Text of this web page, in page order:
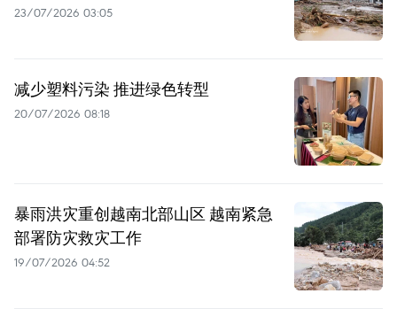
23/07/2026 03:05
减少塑料污染 推进绿色转型
20/07/2026 08:18
暴雨洪灾重创越南北部山区 越南紧急
部署防灾救灾工作
19/07/2026 04:52